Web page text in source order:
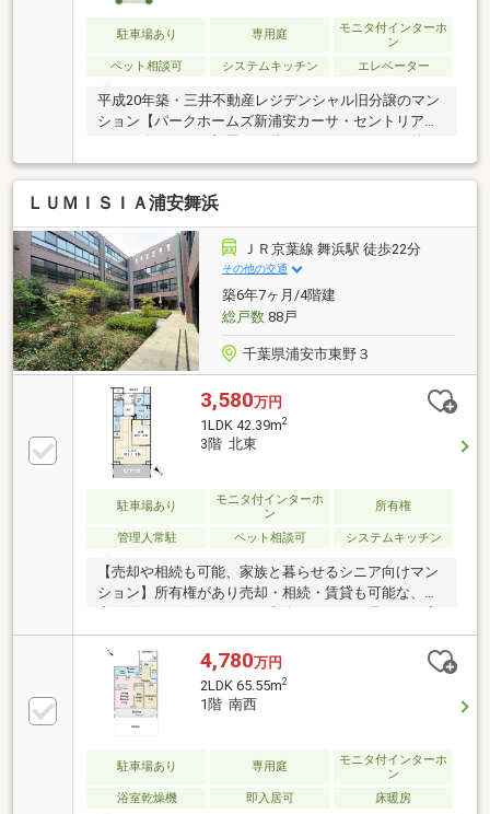
駐車場あり 専用庭
モニタ付インターホ
ン
ペット相談可
システムキッチン エレベーター
平成20年築・三井不動産レジデンシャル旧分譲のマン
ション【パークホームズ新浦安カーサ・セントリア】
のご紹介です。お部屋は、階下に住戸がなく、気兼ね
の要らない専用庭付き1階部分。ペットと共にお庭で
遊ぶこともできます。4LDK・81.61㎡、南東向き・陽
当たり良好。ご質問やご見学の際は、担当までお気軽
にお問い合わせください。
ＬＵＭＩＳＩＡ浦安舞浜
ＪＲ京葉線 舞浜駅 徒歩22分
その他の交通
築6年7ヶ月/4階建
総戸数88戸
千葉県浦安市東野３
3,580万円
1LDK 42.39m2
3階 北東
駐車場あり
モニタ付インターホ
ン
所有権
管理人常駐 ペット相談可 システムキッチン
【売却や相続も可能、家族と暮らせるシニア向けマン
ション】所有権があり売却・相続・賃貸も可能な、資
産価値のある住まいです。老人ホームとは異なりご家
族との同居も選べます。２０２０年２月築。館内のレ
ストランや大浴場、プライベートスパ、オーディオル
ームなど多彩な施設を利用できます。各階にゴミステ
ーションがあり日々のゴミ出しもスムーズです。生活
支援サービスによる緊急対応や生活相談のほか、提携
有）。室内には計４箇所の緊急コールシステム、生活
見守りセンサー、玄関引き戸、浴室手すりを配し安全
面に配慮。新浦安駅・浦安駅への専用巡回シャトルバ
4,780万円
2LDK 65.55m2
1階 南西
駐車場あり 専用庭
モニタ付インターホ
ン
浴室乾燥機
即入居可 床暖房